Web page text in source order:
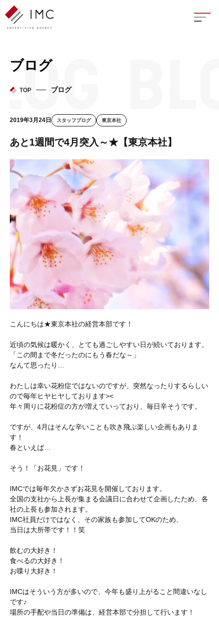
座談
フェ
ブログ
TOP ブログ
2019年3月24日 スタッフブログ 東京本社
あと1週間で4月突入～★【東京本社】
こんにちは★東京本社の経営本部です！
近頃の気候は暖かく、とても過ごしやすい日が続いております。
「この間まで冬だったのにもう春だな～」
なんて思ったり…
わたしは幸い花粉症ではないのですが、突然なったりするらしい
ので毎年ヒヤヒヤしております><
年々周りに花粉症の方が増えていっており、毎日辛そうです。
ですが、4月はそんな辛いことも吹き飛ぶ楽しい企画もありま
す！
春といえば…
そう！「お花見」です！
IMCでは毎年欠かさずお花見を開催しております。
全国の支社から上長が集まる会議日に合わせて企画したため、各
社の上長も参加されます。
IMC社員だけではなく、その家族も参加してOKのため、
当日は大所帯です！！笑
飲むの大好き！
食べるの大好き！
お喋り大好き！
IMCはそういう方が多いので、今年も盛り上がること間違いなし
です♪
場所の手配や当日の準備は、経営本部で分担して行います！